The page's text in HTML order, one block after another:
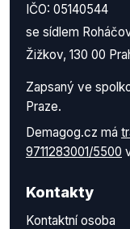
IČO: 05140544
se sídlem
Žižkov, 130 00
Zapsaný ve
Praze.
Demagog.cz má
9711283001/5500
Kontakty
Kontaktní osoba